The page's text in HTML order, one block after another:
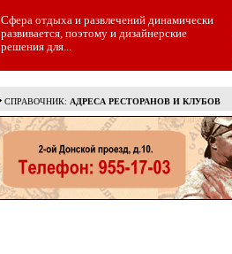
Cфера отдыха и развлечений динамически
развивается, поэтому и дизайнерские
решения для...
СПРАВОЧНИК: АДРЕСА РЕСТОРАНОВ И КЛУБОВ